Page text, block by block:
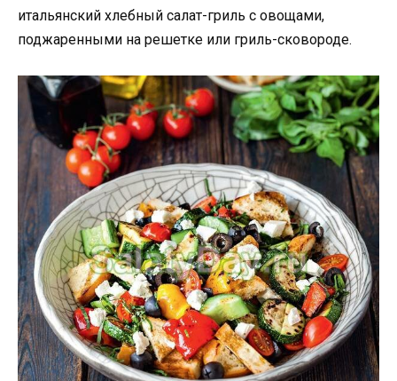
итальянский хлебный салат-гриль с овощами,
поджаренными на решетке или гриль-сковороде.